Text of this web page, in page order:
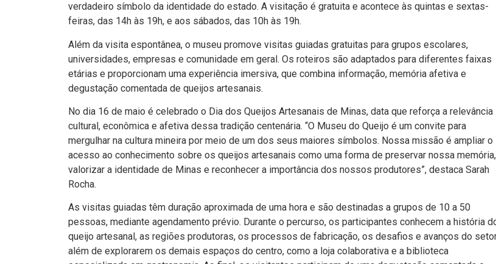
verdadeiro símbolo da identidade do estado. A visitação é gratuita e acontece às quintas e sextas-
feiras, das 14h às 19h, e aos sábados, das 10h às 19h.
Além da visita espontânea, o museu promove visitas guiadas gratuitas para grupos escolares,
universidades, empresas e comunidade em geral. Os roteiros são adaptados para diferentes faixas
etárias e proporcionam uma experiência imersiva, que combina informação, memória afetiva e
degustação comentada de queijos artesanais.
No dia 16 de maio é celebrado o Dia dos Queijos Artesanais de Minas, data que reforça a relevância
cultural, econômica e afetiva dessa tradição centenária. “O Museu do Queijo é um convite para
mergulhar na cultura mineira por meio de um dos seus maiores símbolos. Nossa missão é ampliar o
acesso ao conhecimento sobre os queijos artesanais como uma forma de preservar nossa memória,
valorizar a identidade de Minas e reconhecer a importância dos nossos produtores”, destaca Sarah
Rocha.
As visitas guiadas têm duração aproximada de uma hora e são destinadas a grupos de 10 a 50
pessoas, mediante agendamento prévio. Durante o percurso, os participantes conhecem a história
queijo artesanal, as regiões produtoras, os processos de fabricação, os desafios e avanços do
além de explorarem os demais espaços do centro, como a loja colaborativa e a biblioteca